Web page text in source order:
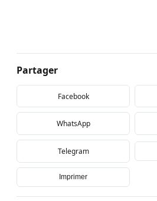
Partager
Facebook
WhatsApp
Telegram
Imprimer